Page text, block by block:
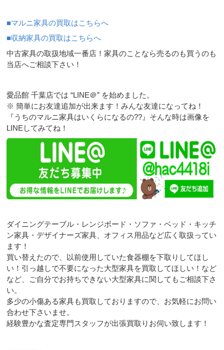
■マルニ家具の買取はこちらへ
■収納家具の買取はこちらへ
中古家具の取扱地域一番店！家具のことなら売るのも買うのも
当店へご相談下さい！
愛品館 千葉店では “LINE＠” を始めました。
※ 簡単にお友達追加が出来ます！みんな友達になってね！
『うちのマルニ家具はいくらになるの??』そんな時は画像を
LINEしてみてね！
ダイニングテーブル・レンジボード・ソファ・ベッド・キッチ
ン家具・デザイナーズ家具、オフィス用品など広く取扱ってい
ます！
買い替えたので、以前使用していた食器棚を下取りしてほし
い！引っ越しで不要になった大型家具を買取してほしい！など
など、ご自分でお持ちできない大型家具に関してもご相談下さ
い。
多少の小傷ある家具も買取しておりますので、お気軽にお問い
合わせ下さいませ。
経験豊かな査定専門スタッフが出張買取りお伺い致します！